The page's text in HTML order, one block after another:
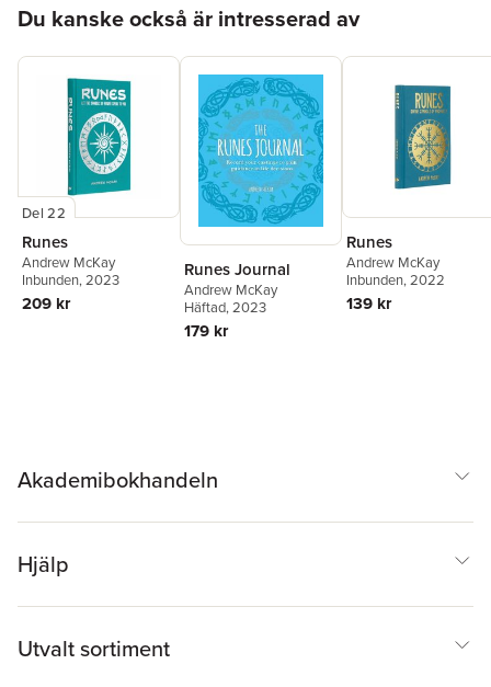
Du kanske också är intresserad av
Del 22
Runes
Andrew McKay
Inbunden, 2023
209 kr
Runes Journal
Andrew McKay
Häftad, 2023
179 kr
Runes
Andrew McKay
Inbunden, 2022
139 kr
Akademibokhandeln
Hjälp
Utvalt sortiment